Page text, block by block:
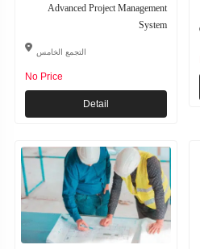
Advanced Project Management
System
التجمع الخامس
No Price
Detail